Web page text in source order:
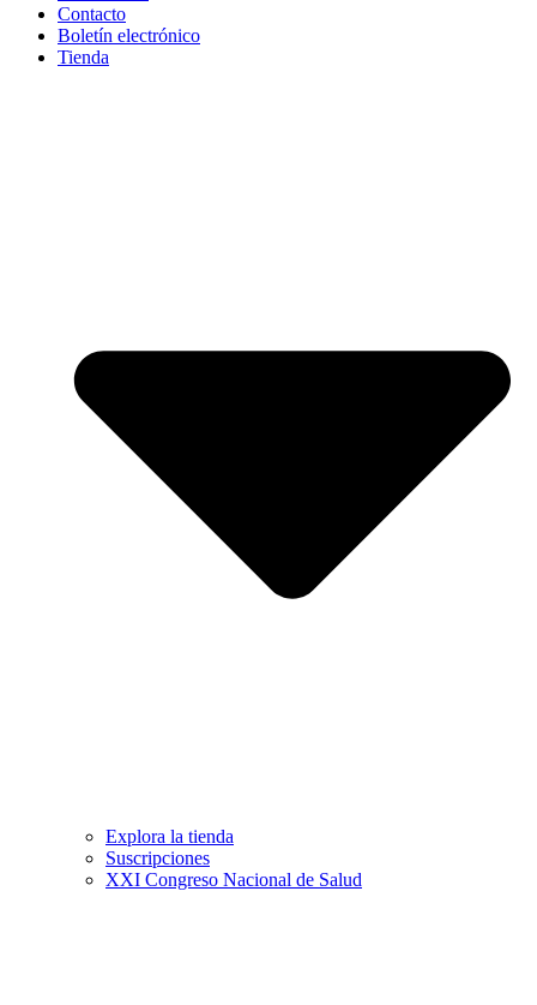
Contacto
Boletín electrónico
Tienda
Explora la tienda
Suscripciones
XXI Congreso Nacional de Salud